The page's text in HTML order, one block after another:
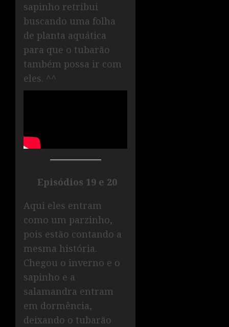
sapinho retribui
buscando uma folha
de planta aquática
para que o tubarão
também possa ir com
eles. ^^
Episódios 19 e 20
Aqui eles entram
como um parzinho,
pois estão contando a
mesma história.
Chegou o inverno e o
sapinho e a
salamandra entram
em dormência,
deixando o tubarão